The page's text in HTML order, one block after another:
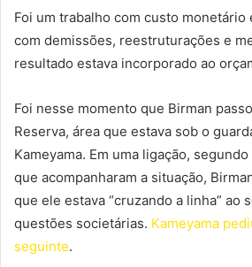
Foi um trabalho com custo monetário
com demissões, reestruturações e
resultado estava incorporado ao
Foi nesse momento que Birman
Reserva, área que estava sob o
Kameyama. Em uma ligação,
que acompanharam a situação,
que ele estava “cruzando a linha” ao
questões societárias. Kameyama
seguinte.